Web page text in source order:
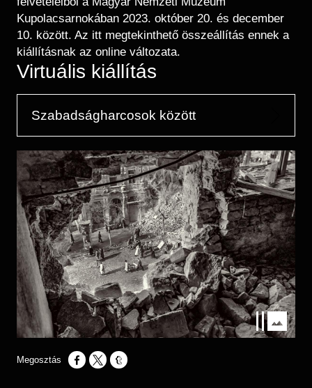
Kupolacsarnokában 2023. október 20. és december
10. között. Az itt megtekinthető összeállítás ennek a
kiállításnak az online változata.
Virtuális kiállítás
Szabadságharcosok között
Kép
Opens in a new window
Opens in a new window
Opens in a new window